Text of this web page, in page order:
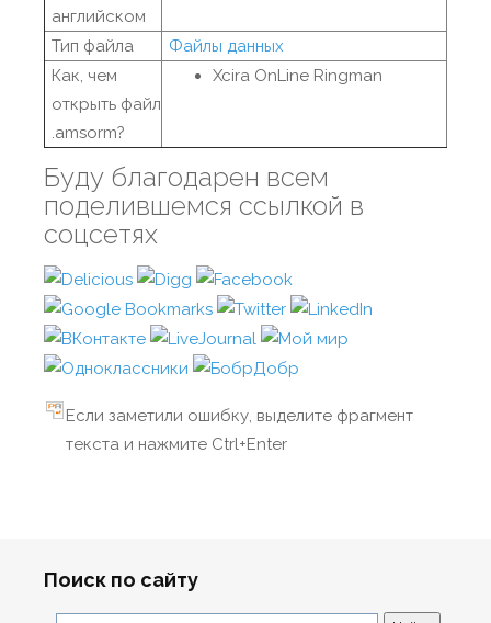
английском
Тип файла
Файлы данных
Как, чем
открыть файл
.amsorm?
Xcira OnLine Ringman
Буду благодарен всем
поделившемся ссылкой в
соцсетях
Если заметили ошибку, выделите фрагмент
текста и нажмите Ctrl+Enter
Поиск по сайту